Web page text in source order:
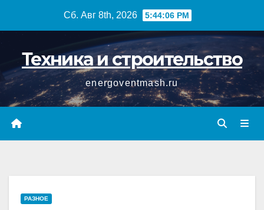
Сб. Авг 8th, 2026 5:44:07 PM
Техника и строительство
energoventmash.ru
РАЗНОЕ